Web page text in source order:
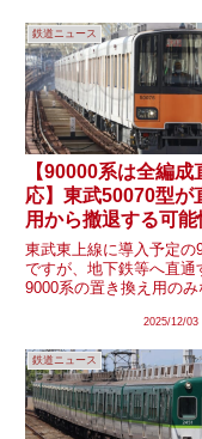
が、同車両の今...
鉄道ニュース
【90000系は全編成
応】東武50070型が
用から撤退する可能
るのか？
東武東上線に導入予定の
ですが、地下鉄等へ直通
9000系の置き換え用のみ
系置き換え用として導入
となりました。同様の事
池袋線に導入された40...
2025/12/03
鉄道ニュース